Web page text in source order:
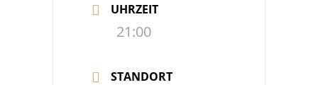
UHRZEIT
21:00
STANDORT